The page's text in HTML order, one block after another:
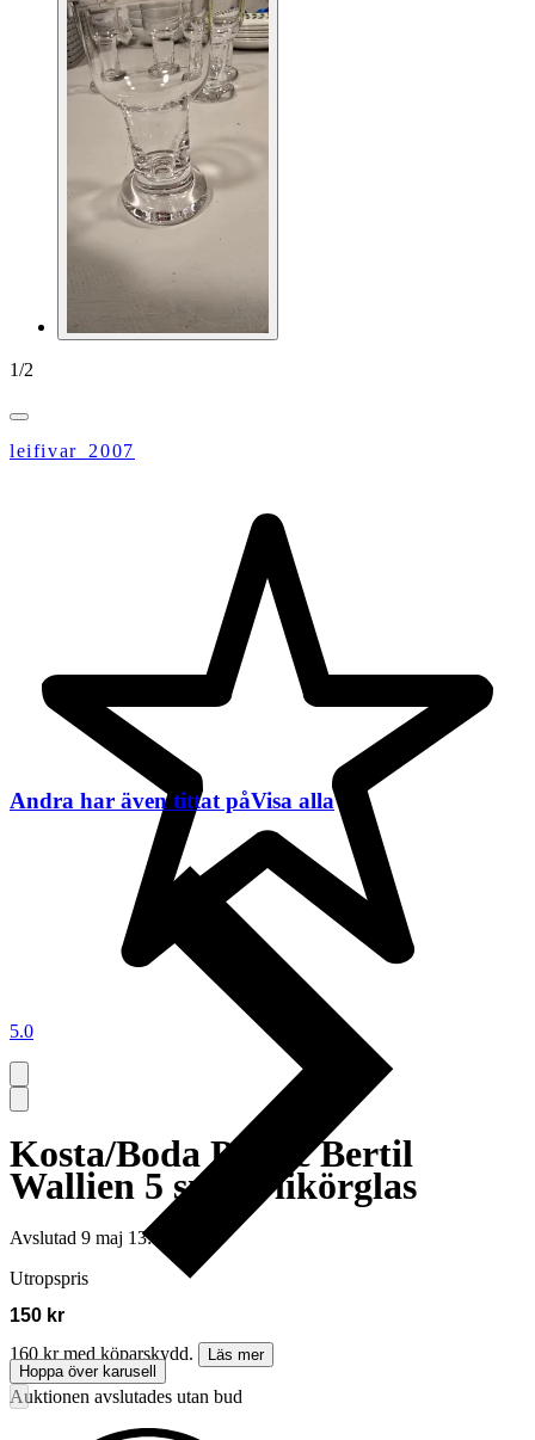
1/2
leifivar_2007
5.0
Kosta/Boda Picnic Bertil
Wallien 5 snaps/likörglas
Avslutad 9 maj 13:40
Utropspris
150 kr
160 kr med köparskydd.
Läs mer
Auktionen avslutades utan bud
Andra har även tittat påVisa alla
Hoppa över karusell